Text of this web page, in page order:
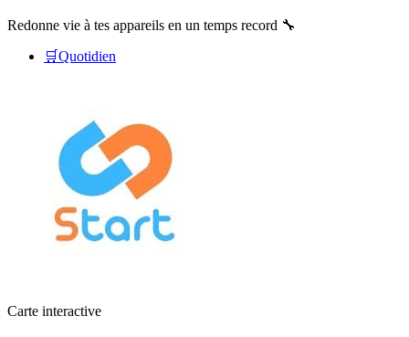
Redonne vie à tes appareils en un temps record 🔧
🛒Quotidien
Carte interactive